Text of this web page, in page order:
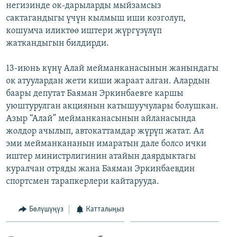
негизинде ок-дарыларды мыйзамсыз
сактагандыгы үчүн кылмыш иши козголуп,
кошумча иликтөө иштери жүргүзүлүп
жаткандыгын билдирди.
13-июнь күнү Алай мейманканасынын жанындагы
ок атуулардан жети киши жараат алган. Алардын
баары депутат Баяман Эркинбаевге каршы
уюштурулган акциянын катышуучулары болушкан.
Азыр “Алай” мейманканасынын айланасында
жолдор ачылып, автокаттамдар жүрүп жатат. Ал
эми мейманкананын имаратын дале болсо ички
иштер министрлигинин атайын даярдыктагы
куралчан отряды жана Баяман Эркинбаевдин
спортсмен тарапкерлери кайтарууда.
Бөлүшүңүз Катталыңыз